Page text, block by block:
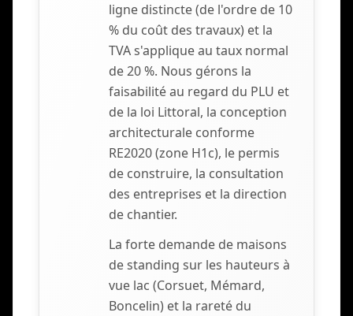
ligne distincte (de l'ordre de 10
% du coût des travaux) et la
TVA s'applique au taux normal
de 20 %. Nous gérons la
faisabilité au regard du PLU et
de la loi Littoral, la conception
architecturale conforme
RE2020 (zone H1c), le permis
de construire, la consultation
des entreprises et la direction
de chantier.
La forte demande de maisons
de standing sur les hauteurs à
vue lac (Corsuet, Mémard,
Boncelin) et la rareté du